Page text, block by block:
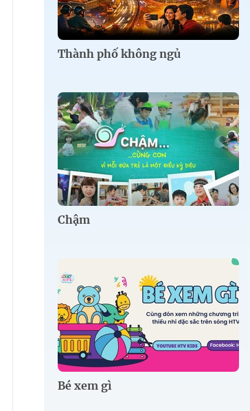
Thành phố không ngủ
Chậm
Bé xem gì